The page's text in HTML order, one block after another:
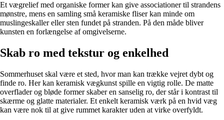
Et vægrelief med organiske former kan give associationer til strandens
mønstre, mens en samling små keramiske fliser kan minde om
muslingeskaller eller sten fundet på stranden. På den måde bliver
kunsten en forlængelse af omgivelserne.
Skab ro med tekstur og enkelhed
Sommerhuset skal være et sted, hvor man kan trække vejret dybt og
finde ro. Her kan keramisk vægkunst spille en vigtig rolle. De matte
overflader og bløde former skaber en sanselig ro, der står i kontrast til
skærme og glatte materialer. Et enkelt keramisk værk på en hvid væg
kan være nok til at give rummet karakter uden at virke overfyldt.